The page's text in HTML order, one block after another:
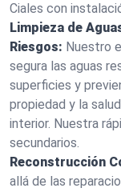
Ciales con
Limpieza de
Riesgos: Nuestro
segura las aguas
superficies y
propiedad y la
interior. Nuestra
secundarios.
Reconstrucción
allá de las